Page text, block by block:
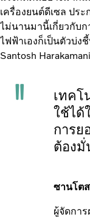
เครื่องยนต์ดีเซล ปร
ไม่นานมานี้เกี่ยวกับ
ไฟฟ้าเองก็เป็นตัวบ่ง
Santosh
เทคโ
ใช้ได้
การย
ต้องมั่
ซานโต
ผู้จัดกา